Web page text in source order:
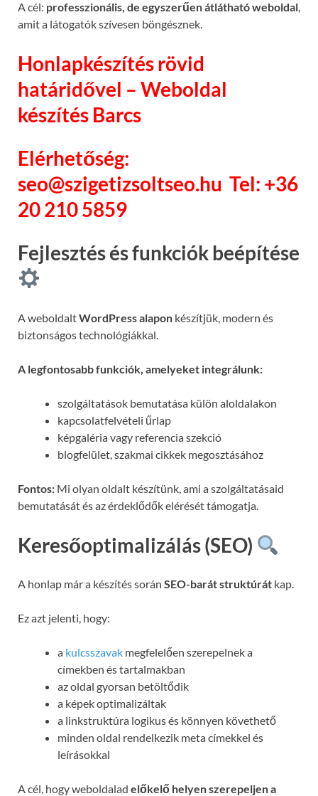
A cél: professzionális, de egyszerűen átlátható weboldal,
amit a látogatók szívesen böngésznek.
Honlapkészítés rövid
határidővel – Weboldal
készítés Barcs
Elérhetőség:
seo@szigetizsoltseo.hu Tel: +36
20 210 5859
Fejlesztés és funkciók beépítése
A weboldaltWordPress alapon készítjük, modern és
biztonságos technológiákkal.
A legfontosabb funkciók, amelyeket integrálunk:
szolgáltatások bemutatása külön aloldalakon
kapcsolatfelvételi űrlap
képgaléria vagy referencia szekció
blogfelület, szakmai cikkek megosztásához
Fontos: Mi olyan oldalt készítünk, ami a szolgáltatásaid
bemutatását és az érdeklődők elérését támogatja.
Keresőoptimalizálás (SEO)
A honlap már a készítés során SEO-barát struktúrát kap.
Ez azt jelenti, hogy:
a kulcsszavak megfelelően szerepelnek a
címekben és tartalmakban
az oldal gyorsan betöltődik
a képek optimalizáltak
a linkstruktúra logikus és könnyen követhető
minden oldal rendelkezik meta címekkel és
leírásokkal
A cél, hogy weboldalad előkelő helyen szerepeljen a